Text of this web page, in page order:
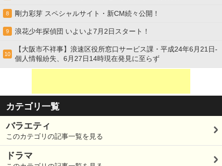
8 剛力彩芽 スペシャルサイト・新CM続々公開！
9 浪花少年探偵団 いよいよ7月2日スタート！
10
【大阪市不祥事】浪速区役所窓口サービス課・平成24年6月21日-
個人情報紛失、6月27日14時現在発見に至らず
カテゴリ一覧
バラエティ
このカテゴリの記事一覧を見る
ドラマ